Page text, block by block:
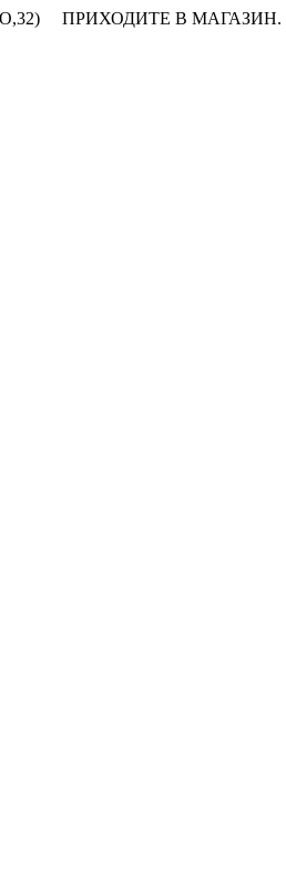
ПРИХОДИТЕ В МАГАЗИН.